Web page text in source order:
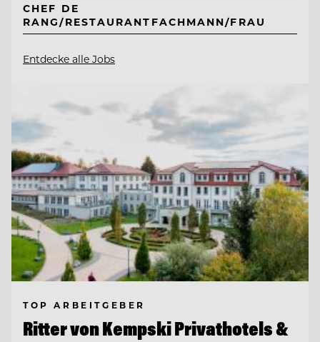
CHEF DE
RANG/RESTAURANTFACHMANN/FRAU
Entdecke alle Jobs
TOP ARBEITGEBER
Ritter von Kempski Privathotels &